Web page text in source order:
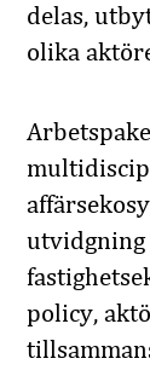
delas,
olika
policy,